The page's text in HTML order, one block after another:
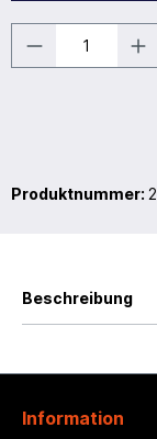
Produktnummer:
Beschreibung
Information